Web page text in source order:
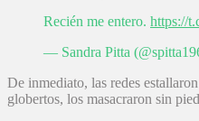
Recién me entero. https://
— Sandra Pitta
De inmediato, las redes
globertos, los masacraron sin